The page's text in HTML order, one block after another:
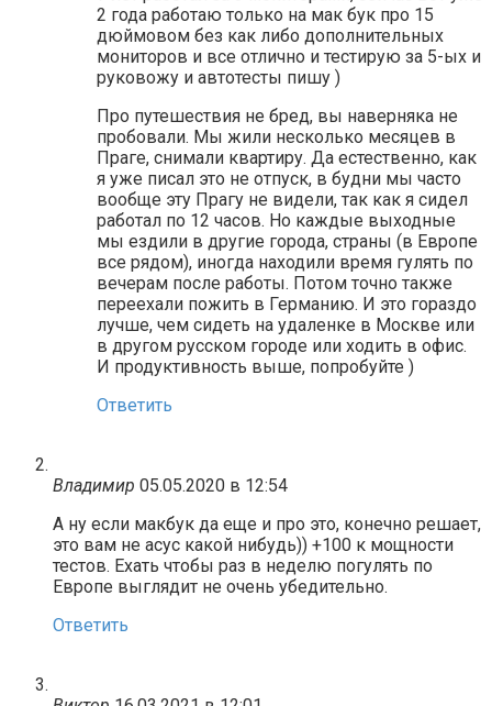
2 года работаю только на мак бук про 15
дюймовом без как либо дополнительных
мониторов и все отлично и тестирую за 5-ых и
руковожу и автотесты пишу )
Про путешествия не бред, вы наверняка не
пробовали. Мы жили несколько месяцев в
Праге, снимали квартиру. Да естественно, как
я уже писал это не отпуск, в будни мы часто
вообще эту Прагу не видели, так как я сидел
работал по 12 часов. Но каждые выходные
мы ездили в другие города, страны (в Европе
все рядом), иногда находили время гулять по
вечерам после работы. Потом точно также
переехали пожить в Германию. И это гораздо
лучше, чем сидеть на удаленке в Москве или
в другом русском городе или ходить в офис.
И продуктивность выше, попробуйте )
Ответить
Владимир 05.05.2020 в 12:54
А ну если макбук да еще и про это, конечно решает,
это вам не асус какой нибудь)) +100 к мощности
тестов. Ехать чтобы раз в неделю погулять по
Европе выглядит не очень убедительно.
Ответить